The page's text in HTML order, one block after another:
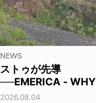
NEWS
ストゥが先導
──EMERICA -
2026.08.04